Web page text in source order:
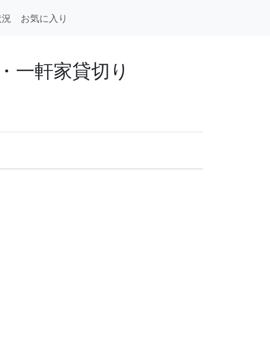
お気に入り
一軒家貸切り